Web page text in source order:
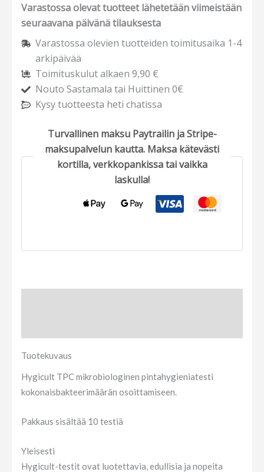
Varastossa olevat tuotteet lähetetään viimeistään
seuraavana päivänä tilauksesta
Varastossa olevien tuotteiden toimitusaika 1-4
arkipäivää
Toimituskulut alkaen 9,90 €
Nouto Sastamala tai Huittinen 0€
Kysy tuotteesta heti chatissa
Turvallinen maksu Paytrailin ja Stripe-
maksupalvelun kautta. Maksa kätevästi
kortilla, verkkopankissa tai vaikka
laskulla!
Tuotekuvaus
Hygicult TPC mikrobiologinen pintahygieniatesti
kokonaisbakteerimäärän osoittamiseen.
Pakkaus sisältää 10 testiä
Yleisesti
Hygicult-testit ovat luotettavia, edullisia ja nopeita